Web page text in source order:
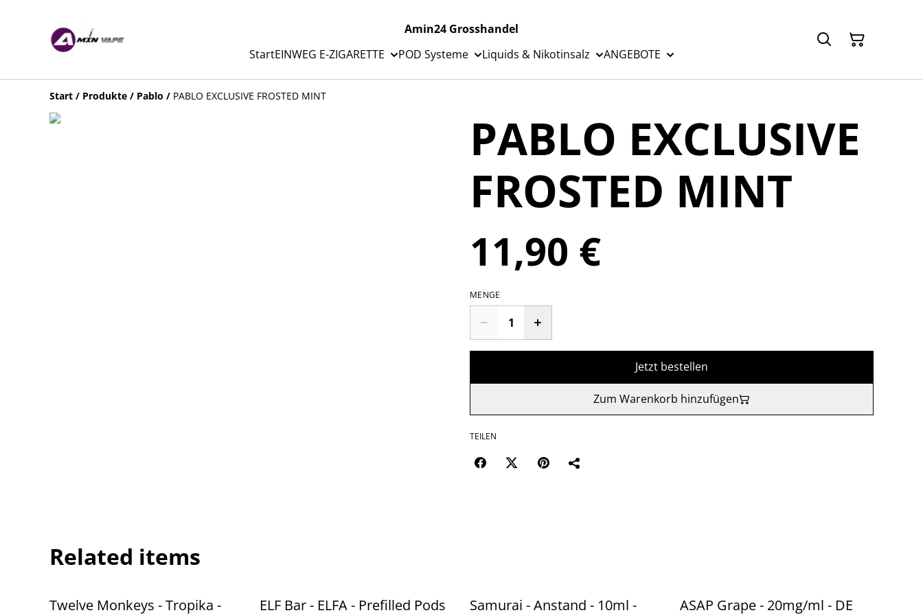
Amin24 Grosshandel
StartEINWEG E-ZIGARETTE POD Systeme Liquids & Nikotinsalz ANGEBOTE
Start / Produkte / Pablo / PABLO EXCLUSIVE FROSTED MINT
PABLO EXCLUSIVE
FROSTED MINT
11,90 €
MENGE
Jetzt bestellen
Zum Warenkorb hinzufügen
TEILEN
Related items
Twelve Monkeys - Tropika -
ELF Bar - ELFA - Prefilled Pods
Samurai - Anstand - 10ml -
ASAP Grape - 20mg/ml - DE